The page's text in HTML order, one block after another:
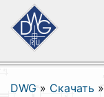
DWG » Скачать »